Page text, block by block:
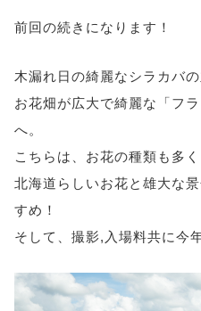
前回の続きになります！
木漏れ日の綺麗なシラカバ
お花畑が広大で綺麗な「フ
へ。
こちらは、お花の種類も多
北海道らしいお花と雄大な
すめ！
そして、撮影,入場料共に今